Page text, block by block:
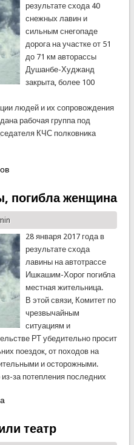
результате схода 40
снежных лавин и
сильным снегопаде
дорога на участке от 51
до 71 км авторассы
Душанбе-Худжанд
закрыта, более 100
людей и их сопровождения
рабочая группа под
КЧС полковника
сохраняется!
погибла женщина
28 января 2017 года в
результате схода
лавины на автотрассе
Ишкашим-Хорог погибла
местная жительница.
В этой связи, Комитет по
чрезвычайным
ситуациям и
РТ убедительно просит
поездок, от походов на
и осторожными.
за потепления последних
погибла женщина
театр